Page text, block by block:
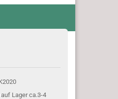
auf Lager ca.3-4